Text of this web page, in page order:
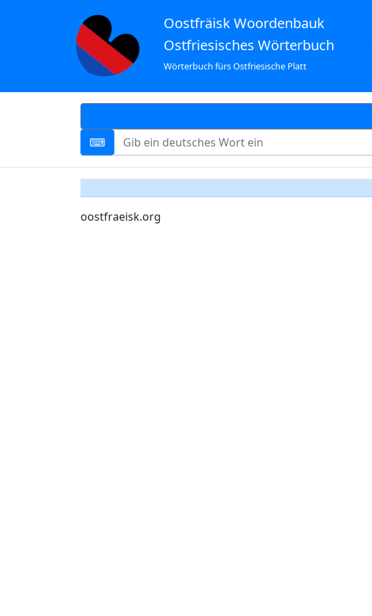
Oostfräisk Woordenbauk
Ostfriesisches Wörterbuch
Wörterbuch fürs Ostfriesische Platt
oostfraeisk.org